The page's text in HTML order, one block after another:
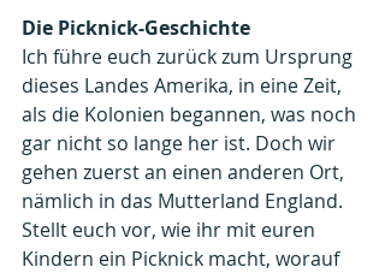
Die Picknick-Geschichte
Ich führe euch zurück zum Ursprung
dieses Landes Amerika, in eine Zeit,
als die Kolonien begannen, was noch
gar nicht so lange her ist. Doch wir
gehen zuerst an einen anderen Ort,
nämlich in das Mutterland England.
Stellt euch vor, wie ihr mit euren
Kindern ein Picknick macht, worauf